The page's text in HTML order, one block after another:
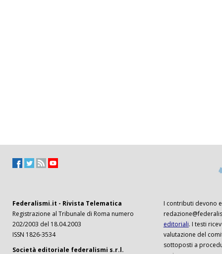
Federalismi.it - Rivista Telematica
Registrazione al Tribunale di Roma numero
202/2003 del 18.04.2003
ISSN 1826-3534
Società editoriale federalismi s.r.l.
I contributi devono
editoriali. I testi
valutazione del
sottoposti a